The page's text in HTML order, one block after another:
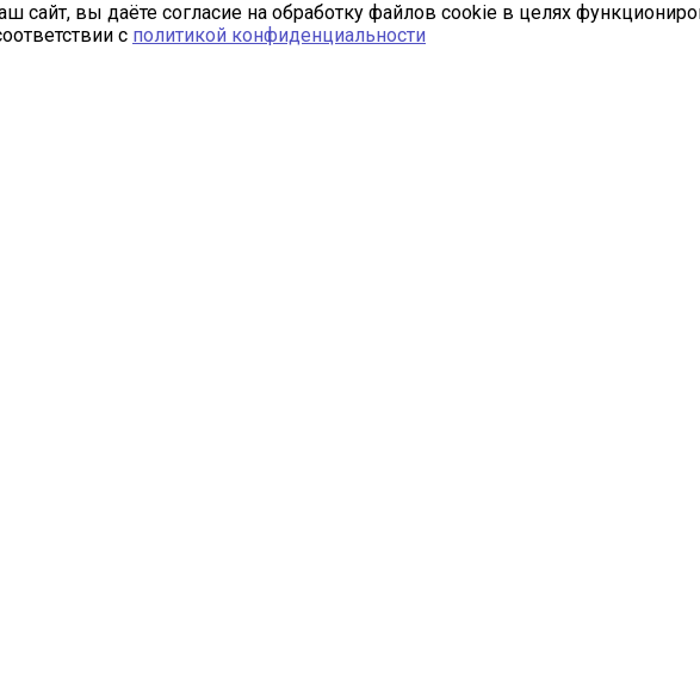
сайт, вы даёте согласие на обработку файлов cookie в целях
с политикой конфиденциальности